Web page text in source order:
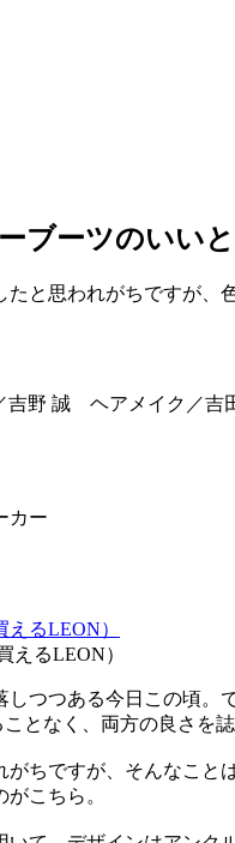
ブーツのいい
と思われがちですが
吉野 誠 ヘアメイク／
カー
えるLEON）
つつある今日この頃
となく、両方の良さを
ちですが、そんなこ
こちら。